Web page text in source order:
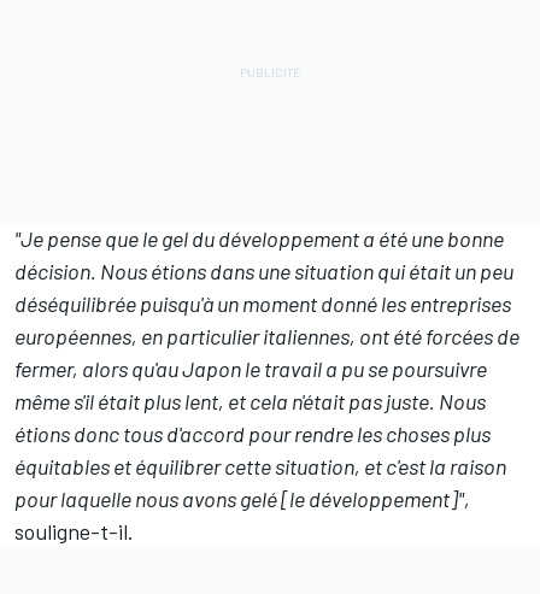
"Je pense que le gel du développement a été une bonne
décision. Nous étions dans une situation qui était un peu
déséquilibrée puisqu'à un moment donné les entreprises
européennes, en particulier italiennes, ont été forcées de
fermer, alors qu'au Japon le travail a pu se poursuivre
même s'il était plus lent, et cela n'était pas juste. Nous
étions donc tous d'accord pour rendre les choses plus
équitables et équilibrer cette situation, et c'est la raison
pour laquelle nous avons gelé [le développement]",
souligne-t-il.